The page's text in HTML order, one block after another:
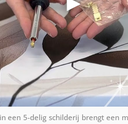
een 5-delig schilderij brengt een